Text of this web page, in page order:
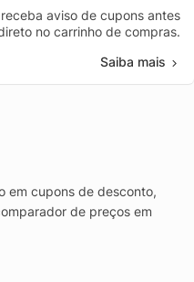
aviso de cupons antes
no carrinho de compras.
Saiba mais
em cupons de desconto,
de preços em